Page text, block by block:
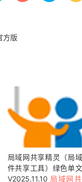
方版
局域网共享精灵（局
件共享工具）绿色单
V2025.11.10 局域网